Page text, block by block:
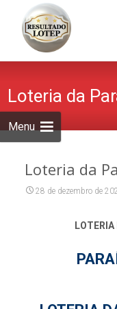
Menu
Loteria da
Loteria da
28 de dezembro de